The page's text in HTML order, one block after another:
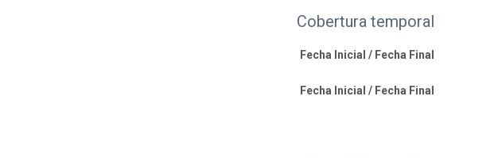
Cobertura temporal
Fecha Inicial / Fecha Final
Fecha Inicial / Fecha Final